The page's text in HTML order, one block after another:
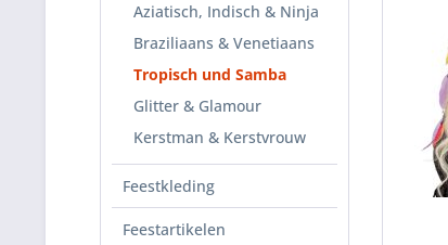
Aziatisch, Indisch & Ninja
Braziliaans & Venetiaans
Tropisch und Samba
Glitter & Glamour
Kerstman & Kerstvrouw
Feestkleding
Feestartikelen